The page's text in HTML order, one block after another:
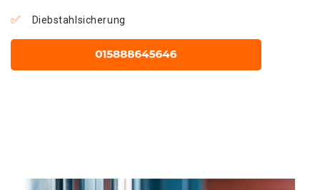
Diebstahlsicherung